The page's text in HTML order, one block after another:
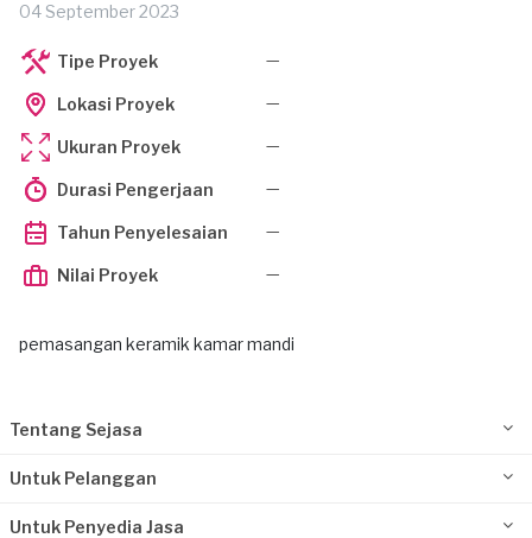
04 September 2023
Tipe Proyek —
Lokasi Proyek —
Ukuran Proyek —
Durasi Pengerjaan —
Tahun Penyelesaian —
Nilai Proyek —
pemasangan keramik kamar mandi
Tentang Sejasa
Untuk Pelanggan
Untuk Penyedia Jasa